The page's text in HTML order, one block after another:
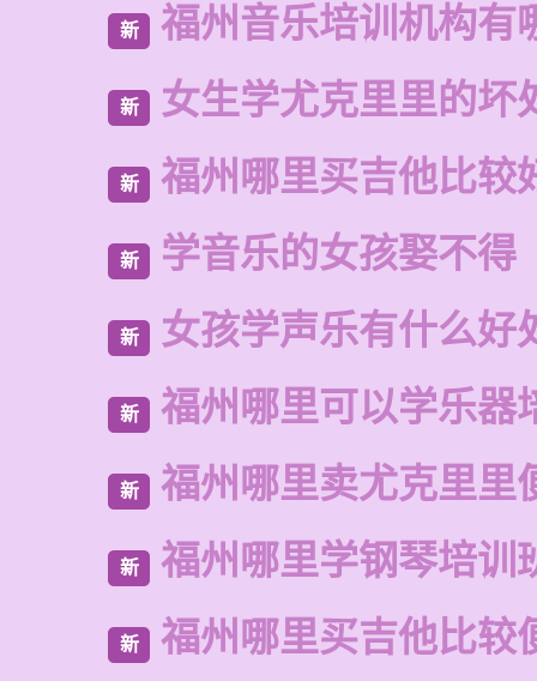
新 福州音乐培训机构有
新 女生学尤克里里的坏
新 福州哪里买吉他比较
新 学音乐的女孩娶不得
新 女孩学声乐有什么好
新 福州哪里可以学乐器
新 福州哪里卖尤克里里
新 福州哪里学钢琴培训
新 福州哪里买吉他比较